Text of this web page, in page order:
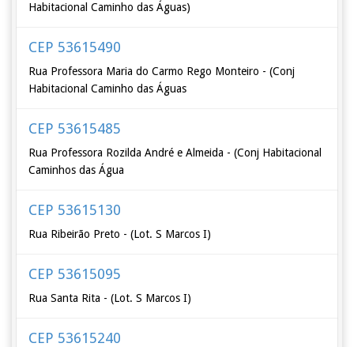
Habitacional Caminho das Águas)
CEP 53615490
Rua Professora Maria do Carmo Rego Monteiro - (Conj
Habitacional Caminho das Águas
CEP 53615485
Rua Professora Rozilda André e Almeida - (Conj Habitacional
Caminhos das Água
CEP 53615130
Rua Ribeirão Preto - (Lot. S Marcos I)
CEP 53615095
Rua Santa Rita - (Lot. S Marcos I)
CEP 53615240